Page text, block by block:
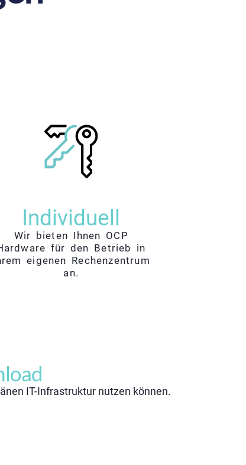
Individuell
Wir bieten Ihnen OCP
für den Betrieb in
eigenen Rechenzentrum
an.
IT-Infrastruktur nutzen können.